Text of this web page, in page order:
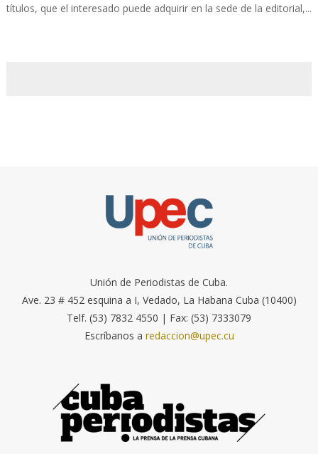
títulos, que el interesado puede adquirir en la sede de la editorial,...
Unión de Periodistas de Cuba.
Ave. 23 # 452 esquina a I, Vedado, La Habana Cuba (10400)
Telf. (53) 7832 4550 | Fax: (53) 7333079
Escríbanos a redaccion@upec.cu